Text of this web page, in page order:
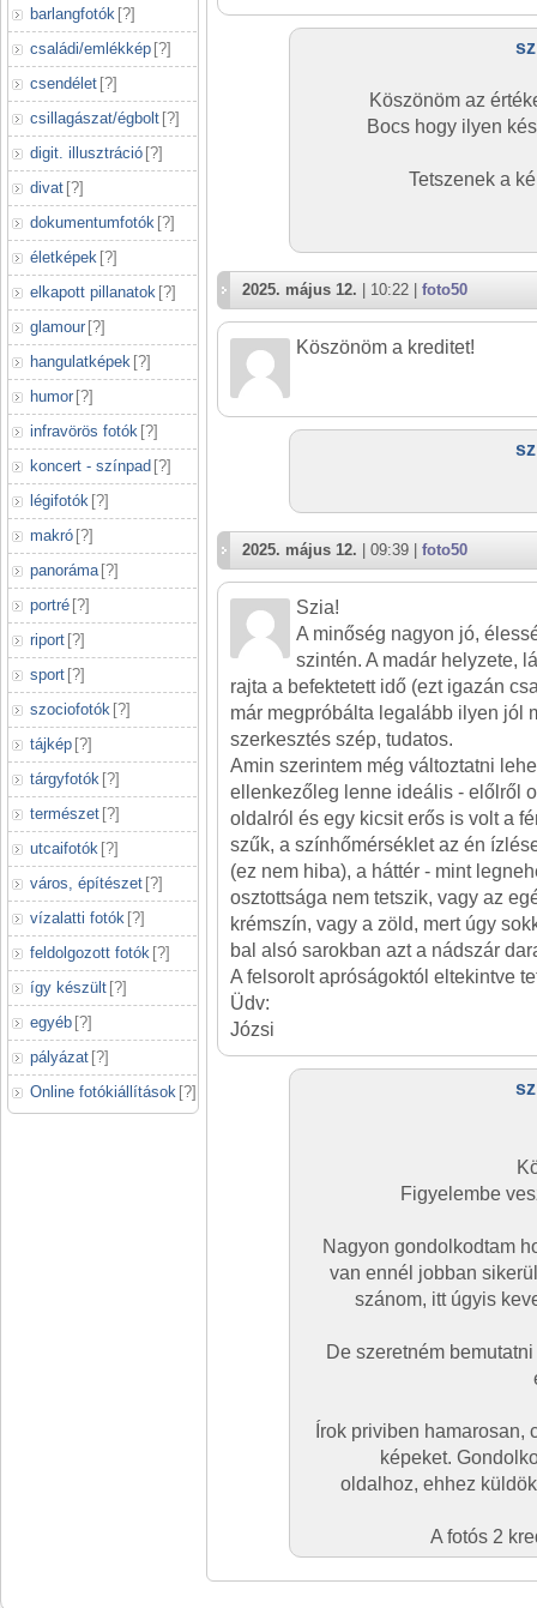
barlangfotók [?]
családi/emlékkép [?]
csendélet [?]
csillagászat/égbolt [?]
digit. illusztráció [?]
divat [?]
dokumentumfotók [?]
életképek [?]
elkapott pillanatok [?]
glamour [?]
hangulatképek [?]
humor [?]
infravörös fotók [?]
koncert - színpad [?]
légifotók [?]
makró [?]
panoráma [?]
portré [?]
riport [?]
sport [?]
szociofotók [?]
tájkép [?]
tárgyfotók [?]
természet [?]
utcaifotók [?]
város, építészet [?]
vízalatti fotók [?]
feldolgozott fotók [?]
így készült [?]
egyéb [?]
pályázat [?]
Online fotókiállítások [?]
Köszönöm az
Bocs hogy ilyen
Tetszenek a
2025. május 12. | 10:22 | foto50
Köszönöm a kreditet!
2025. május 12. | 09:39 | foto50
Szia!
A minőség nagyon jó,
szintén. A madár helyzete,
rajta a befektetett idő (ezt igazán
már megpróbálta legalább ilyen jól
szerkesztés szép, tudatos.
Amin szerintem még változtatni
ellenkezőleg lenne ideális - előlről
oldalról és egy kicsit erős is volt a
szűk, a színhőmérséklet az én
(ez nem hiba), a háttér - mint
osztottsága nem tetszik, vagy az
krémszín, vagy a zöld, mert úgy
bal alsó sarokban azt a nádszár
A felsorolt apróságoktól eltekintve
Üdv:
Józsi
Figyelembe
Nagyon gondolkodtam
van ennél jobban
szánom, itt úgyis
De szeretném
Írok priviben
képeket.
oldalhoz, ehhez
A fotós 2